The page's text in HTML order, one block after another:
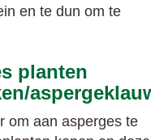
en te dun om te
planten
om aan asperges te